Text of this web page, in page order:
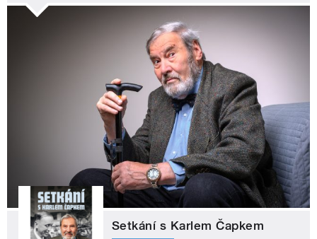
Setkání s Karlem Čapkem